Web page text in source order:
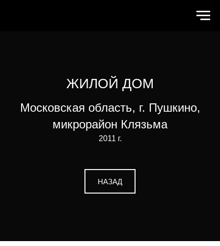
ЖИЛОЙ ДОМ
Московская область, г. Пушкино,
микрорайон Клязьма
2011 г.
НАЗАД